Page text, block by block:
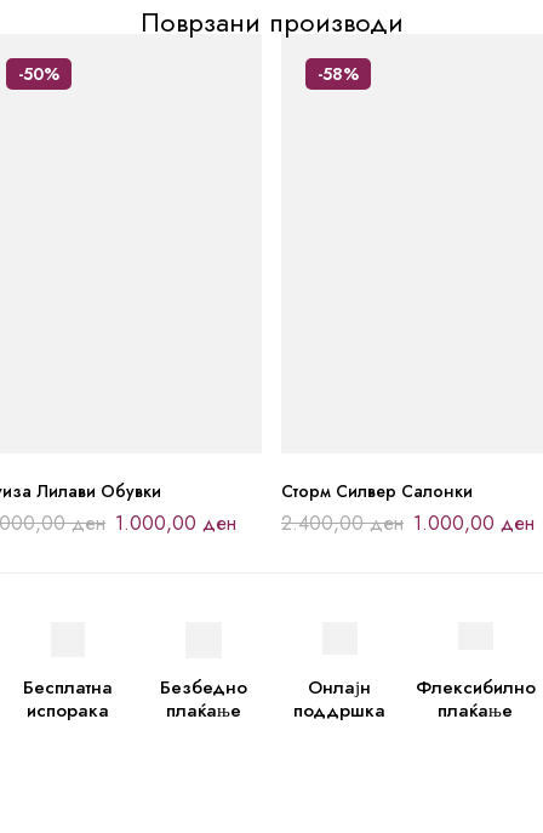
Поврзани производи
-50%
Лилави Обувки
ден 1.000,00 ден
-58%
Сторм Силвер Салонки
2.400,00ден 1.000,00 ден
Бесплатна
испорака
Безбедно
плаќање
Онлајн
поддршка
Флексибилно
плаќање